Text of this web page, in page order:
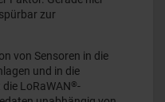
zur
von Sensoren in die
und in die
LoRaWAN®-